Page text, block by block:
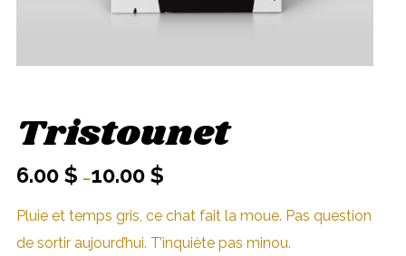
Tristounet
6.00 $ –10.00 $
Pluie et temps gris, ce chat fait la moue. Pas question
de sortir aujourd’hui. T’inquiète pas minou.